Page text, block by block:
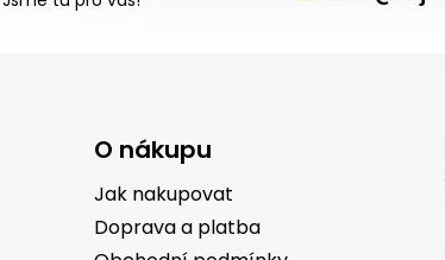
O nákupu
Jak nakupovat
Doprava a platba